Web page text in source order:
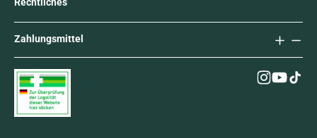
Rechtliches
Zahlungsmittel